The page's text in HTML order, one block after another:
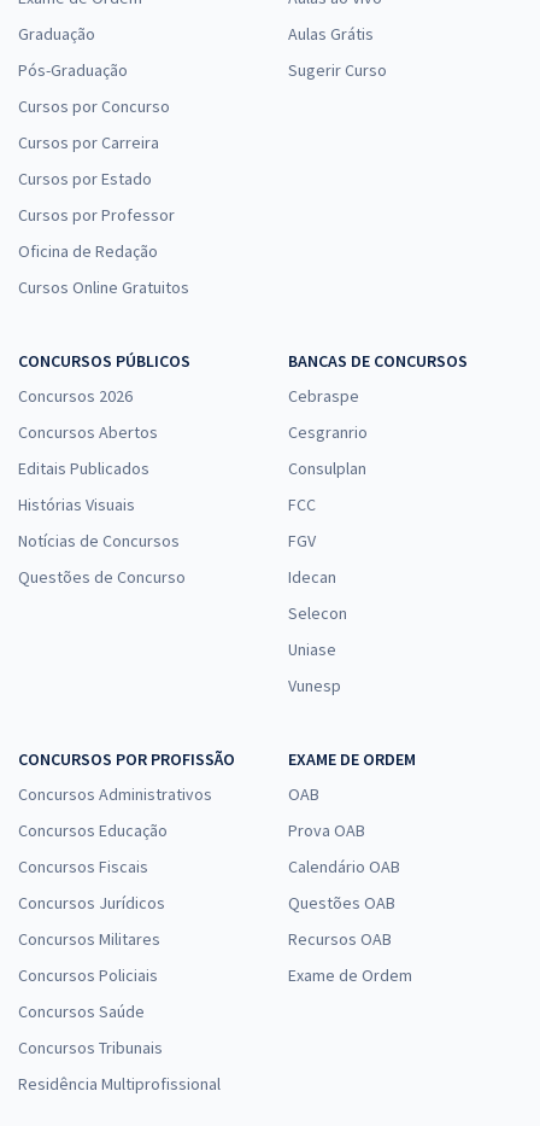
Graduação
Pós-Graduação
Cursos por Concurso
Cursos por Carreira
Cursos por Estado
Cursos por Professor
Oficina de Redação
Cursos Online Gratuitos
Aulas Grátis
Sugerir Curso
CONCURSOS PÚBLICOS
Concursos 2026
Concursos Abertos
Editais Publicados
Histórias Visuais
Notícias de Concursos
Questões de Concurso
BANCAS DE CONCURSOS
Cebraspe
Cesgranrio
Consulplan
FCC
FGV
Idecan
Selecon
Uniase
Vunesp
CONCURSOS POR PROFISSÃO
Concursos Administrativos
Concursos Educação
Concursos Fiscais
Concursos Jurídicos
Concursos Militares
Concursos Policiais
Concursos Saúde
Concursos Tribunais
Residência Multiprofissional
EXAME DE ORDEM
OAB
Prova OAB
Calendário OAB
Questões OAB
Recursos OAB
Exame de Ordem